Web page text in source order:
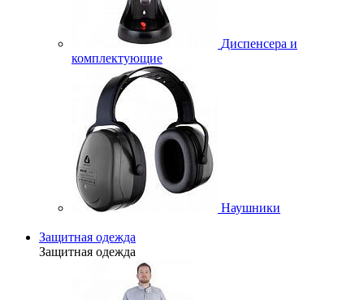
Диспенсера и
комплектующие
Наушники
Защитная одежда
Защитная одежда